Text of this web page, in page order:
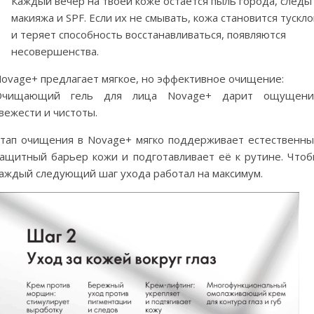
макияжа и SPF. Если их не смывать, кожа становится
и теряет способность восстанавливаться, появляются
несовершенства.
предлагает мягкое, но эффективное очищение:
гель для лица Novage+ дарит
и чистоты.
очищения в Novage+ мягко поддерживает
барьер кожи и подготавливает её к рутине.
следующий шаг ухода работал на максимум.